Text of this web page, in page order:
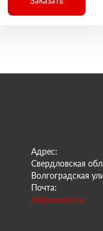
Адрес:
Свердловская
Волгоградская
Почта:
66@sowork.ru